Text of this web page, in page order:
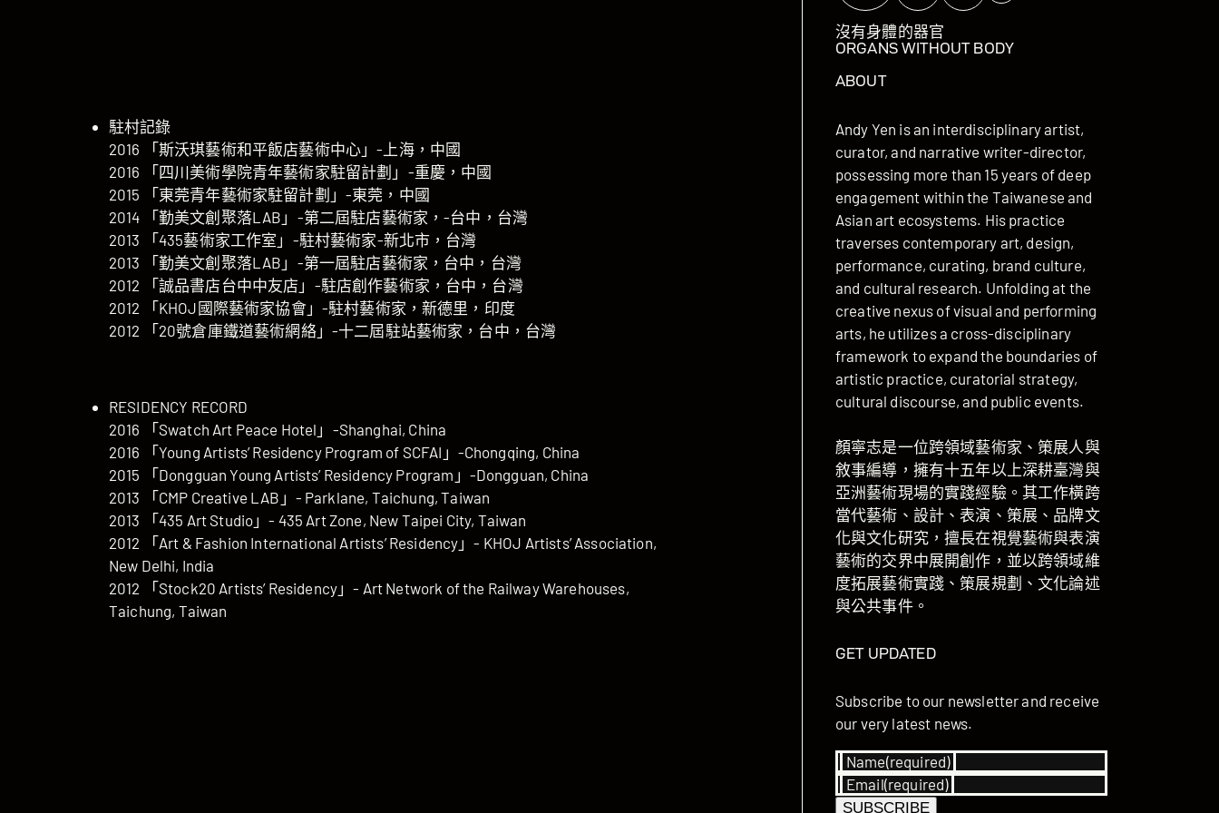
駐村記錄
2016 「斯沃琪藝術和平飯店藝術中心」-上海，中國
2016 「四川美術學院青年藝術家駐留計劃」-重慶，中國
2015 「東莞青年藝術家駐留計劃」-東莞，中國
2014 「勤美文創聚落LAB」-第二屆駐店藝術家，-台中，台灣
2013 「435藝術家工作室」-駐村藝術家-新北市，台灣
2013 「勤美文創聚落LAB」-第一屆駐店藝術家，台中，台灣
2012 「誠品書店台中中友店」-駐店創作藝術家，台中，台灣
2012 「KHOJ國際藝術家協會」-駐村藝術家，新德里，印度
2012 「20號倉庫鐵道藝術網絡」-十二屆駐站藝術家，台中，台灣
RESIDENCY RECORD
2016 「Swatch Art Peace Hotel」-Shanghai, China
2016 「Young Artists’ Residency Program of SCFAI」-Chongqing, China
2015 「Dongguan Young Artists’ Residency Program」-Dongguan, China
2013 「CMP Creative LAB」- Parklane, Taichung, Taiwan
2013 「435 Art Studio」- 435 Art Zone, New Taipei City, Taiwan
2012 「Art & Fashion International Artists’ Residency」- KHOJ Artists’ Association,
New Delhi, India
2012 「Stock20 Artists’ Residency」- Art Network of the Railway Warehouses,
Taichung, Taiwan
沒有身體的器官
ORGANS WITHOUT BODY
ABOUT
Andy Yen is an interdisciplinary artist,
curator, and narrative writer-director,
possessing more than 15 years of deep
engagement within the Taiwanese and
Asian art ecosystems. His practice
traverses contemporary art, design,
performance, curating, brand culture,
and cultural research. Unfolding at the
creative nexus of visual and performing
arts, he utilizes a cross-disciplinary
framework to expand the boundaries of
artistic practice, curatorial strategy,
cultural discourse, and public events.
顏寧志是一位跨領域藝術家、策展人與
敘事編導，擁有十五年以上深耕臺灣與
亞洲藝術現場的實踐經驗。其工作橫跨
當代藝術、設計、表演、策展、品牌文
化與文化研究，擅長在視覺藝術與表演
藝術的交界中展開創作，並以跨領域維
度拓展藝術實踐、策展規劃、文化論述
與公共事件。
GET UPDATED
Subscribe to our newsletter and receive
our very latest news.
Name(required)
Email(required)
SUBSCRIBE